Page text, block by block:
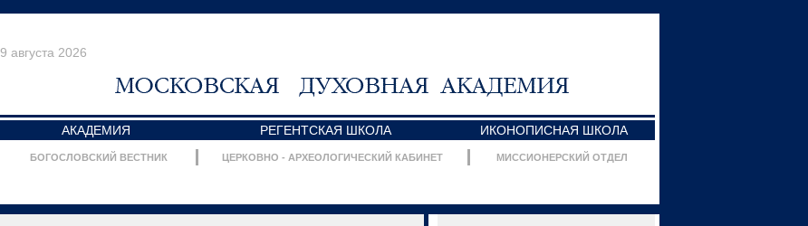
9 августа 2026
АКАДЕМИЯ РЕГЕНТСКАЯ ШКОЛА ИКОНОПИСНАЯ ШКОЛА
БОГОСЛОВСКИЙ ВЕСТНИК ЦЕРКОВНО - АРХЕОЛОГИЧЕСКИЙ КАБИНЕТ МИССИОНЕРСКИЙ ОТДЕЛ